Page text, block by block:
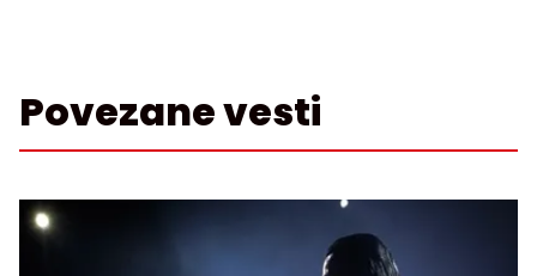
Povezane vesti